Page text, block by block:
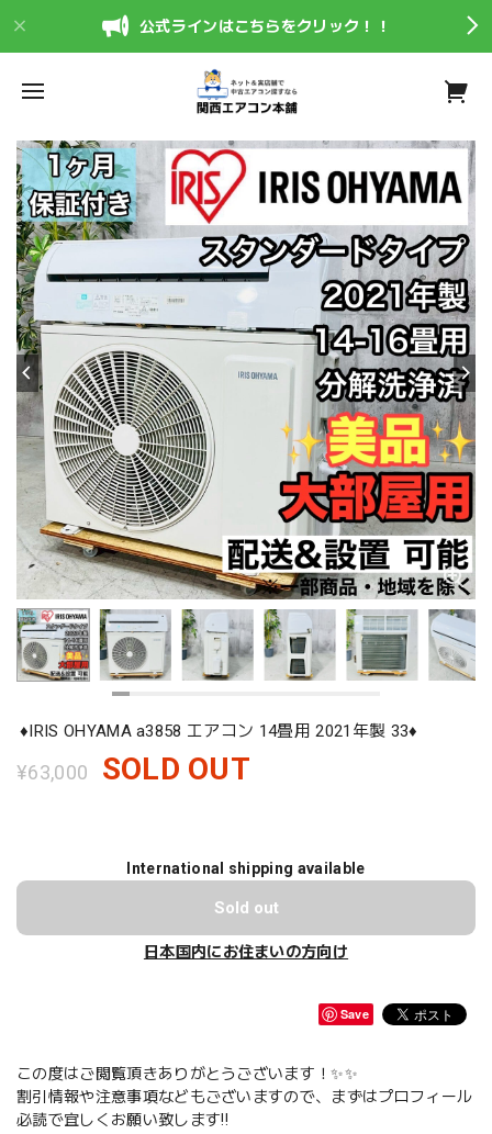
公式ラインはこちらをクリック！！
♦️IRIS OHYAMA a3858 エアコン 14畳用 2021年製 33♦️
¥63,000 SOLD OUT
International shipping available
Sold out
日本国内にお住まいの方向け
Save
この度はご閲覧頂きありがとうございます！✨✨
割引情報や注意事項などもございますので、まずはプロフィール
必読で宜しくお願い致します‼️